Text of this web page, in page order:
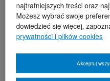
najtrafniejszych treści oraz
Możesz wybrać swoje
dowiedzieć się więcej,
prywatności i plików cookies
Akceptuj